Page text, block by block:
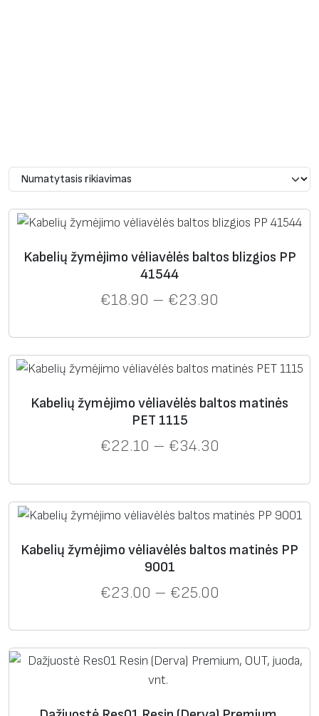
Vėliavėlės 57×15 mm
Vėliavėlės 60×20 mm
Vėliavėlės 106×20 mm
Kabelių žymėjimo vėliavėlės baltos blizgios PP
41544
€18.90 – €23.90
Kabelių žymėjimo vėliavėlės baltos matinės
PET 1115
€22.10 – €34.30
Kabelių žymėjimo vėliavėlės baltos matinės PP
9001
€23.00 – €25.00